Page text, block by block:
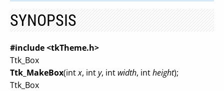
SYNOPSIS
#include <tkTheme.h>
Ttk_Box
Ttk_MakeBox(intx, inty, int width, intheight);
Ttk_Box